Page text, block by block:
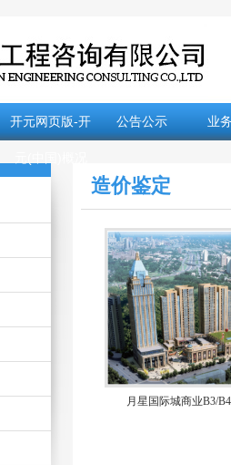
开元网页版-开 公告公示 业
造价鉴定
月星国际城商业B3/